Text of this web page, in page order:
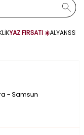
YAZ FIRSATI ☀️ALYANS
- Samsun